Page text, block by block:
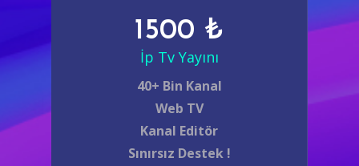
1500 ₺
İp Tv Yayını
40+ Bin Kanal
Web TV
Kanal Editör
Sınırsız Destek !